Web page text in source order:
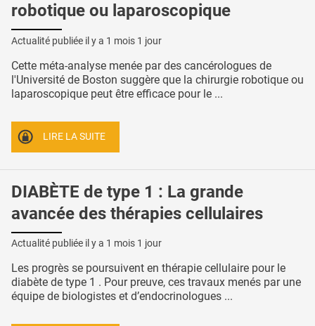
robotique ou laparoscopique
Actualité publiée il y a 1 mois 1 jour
Cette méta-analyse menée par des cancérologues de
l'Université de Boston suggère que la chirurgie robotique ou
laparoscopique peut être efficace pour le ...
LIRE LA SUITE
DIABÈTE de type 1 : La grande
avancée des thérapies cellulaires
Actualité publiée il y a 1 mois 1 jour
Les progrès se poursuivent en thérapie cellulaire pour le
diabète de type 1 . Pour preuve, ces travaux menés par une
équipe de biologistes et d’endocrinologues ...